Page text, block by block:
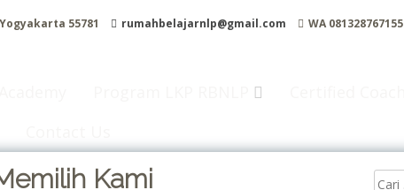
55781 rumahbelajarnlp@gmail.com WA 081328767155
Kami